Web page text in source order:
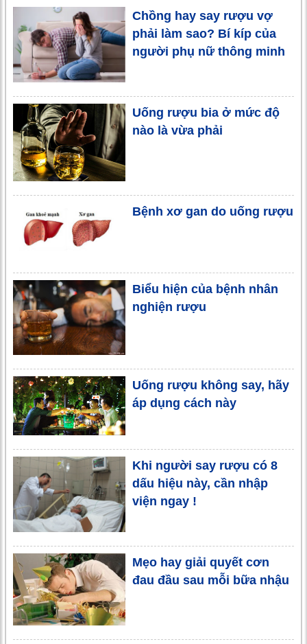
Chồng hay say rượu vợ
phải làm sao? Bí kíp của
người phụ nữ thông minh
Uống rượu bia ở mức độ
nào là vừa phải
Bệnh xơ gan do uống rượu
Biểu hiện của bệnh nhân
nghiện rượu
Uống rượu không say, hãy
áp dụng cách này
Khi người say rượu có 8
dấu hiệu này, cần nhập
viện ngay !
Mẹo hay giải quyết cơn
đau đầu sau mỗi bữa nhậu